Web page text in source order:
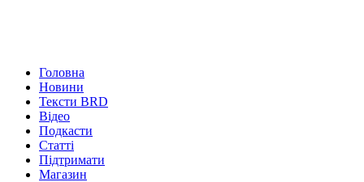
Головна
Новини
Тексти BRD
Відео
Подкасти
Статті
Підтримати
Магазин